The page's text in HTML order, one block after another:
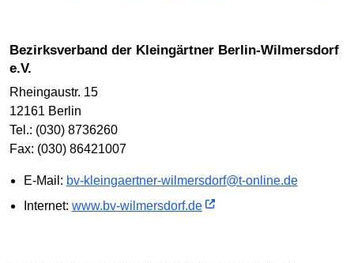
Bezirksverband der Kleingärtner Berlin-Wilmersdorf
e.V.
Rheingaustr. 15
12161 Berlin
Tel.: (030) 8736260
Fax: (030) 86421007
E-Mail: bv-kleingaertner-wilmersdorf@t-online.de
Internet: www.bv-wilmersdorf.de